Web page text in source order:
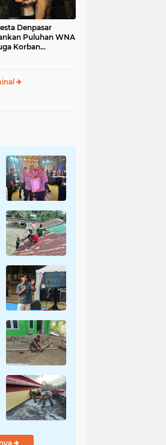
Denpasar
Puluhan WNA
Korban